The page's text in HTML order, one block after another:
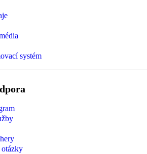
systém
otázky